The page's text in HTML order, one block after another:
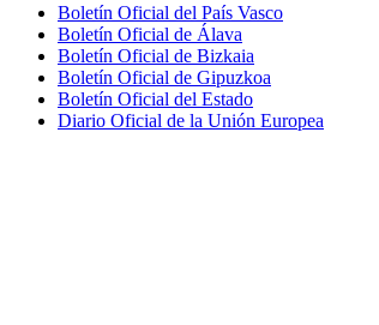
Boletín Oficial del País Vasco
Boletín Oficial de Álava
Boletín Oficial de Bizkaia
Boletín Oficial de Gipuzkoa
Boletín Oficial del Estado
Diario Oficial de la Unión Europea